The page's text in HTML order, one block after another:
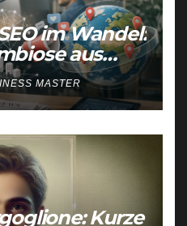
im Wandel:
aus
PR und
der
MASTER
Kurze